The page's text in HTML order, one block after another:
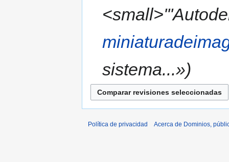
sistema...»
Política de privacidad Acerca de Dominios,